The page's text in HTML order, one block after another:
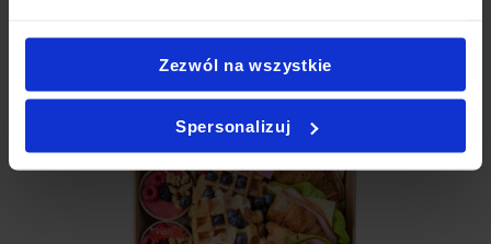
Zezwól na wszystkie
Spersonalizuj